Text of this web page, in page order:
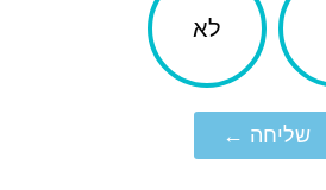
לא
שליחה ←